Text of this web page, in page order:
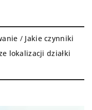
/ Jakie czynniki
lokalizacji działki